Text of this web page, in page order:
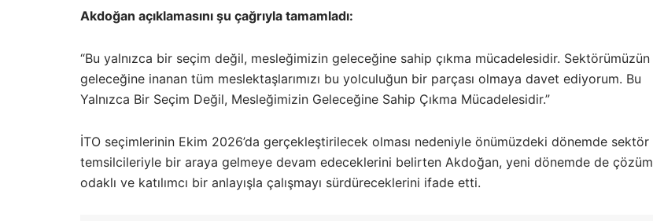
Akdoğan açıklamasını şu çağrıyla tamamladı:
“Bu yalnızca bir seçim değil, mesleğimizin geleceğine sahip çıkma mücadelesidir. Sektörümüzün
geleceğine inanan tüm meslektaşlarımızı bu yolculuğun bir parçası olmaya davet ediyorum. Bu
Yalnızca Bir Seçim Değil, Mesleğimizin Geleceğine Sahip Çıkma Mücadelesidir.”
İTO seçimlerinin Ekim 2026’da gerçekleştirilecek olması nedeniyle önümüzdeki dönemde sektör
temsilcileriyle bir araya gelmeye devam edeceklerini belirten Akdoğan, yeni dönemde de çözüm
odaklı ve katılımcı bir anlayışla çalışmayı sürdüreceklerini ifade etti.